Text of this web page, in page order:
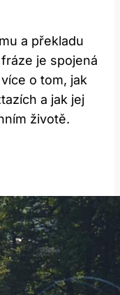
a překladu
je spojená
o tom, jak
a jak jej
životě.